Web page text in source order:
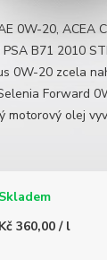
0W-20, ACEA
B71 2010
0W-20 zcela
Forward
motorový olej
Skladem
Kč 360,00 / l